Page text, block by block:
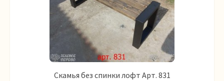
Скамья без спинки лофт Арт. 831